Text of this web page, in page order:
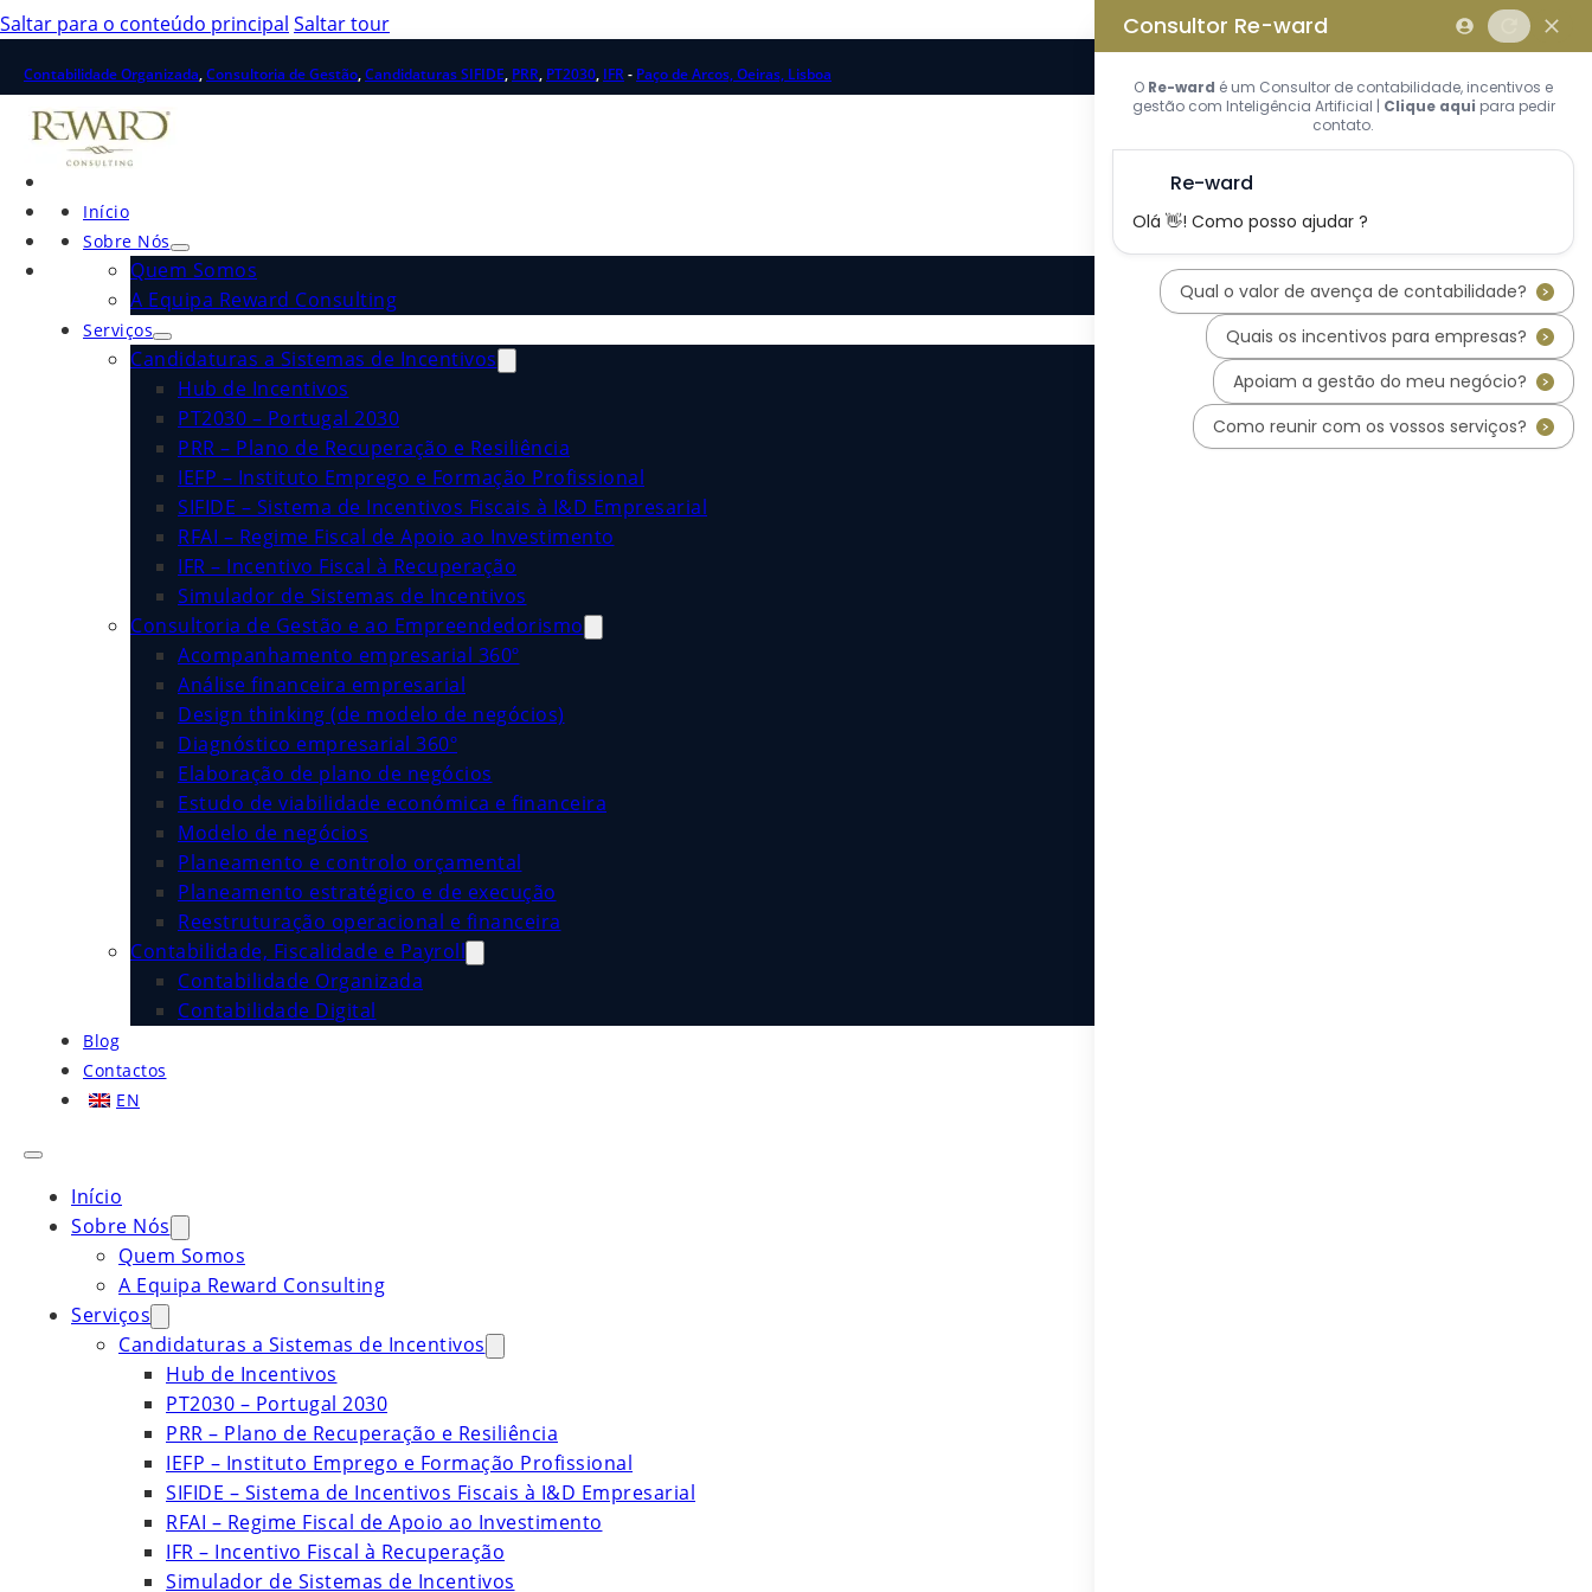
Saltar para o conteúdo principal Saltar tour
Contabilidade Organizada,Consultoria de Gestão,Candidaturas SIFIDE, PRR, PT2030, IFR- Paço de Arcos, Oeiras, Lisboa
Início
Sobre Nós
Quem Somos
A Equipa Reward Consulting
Serviços
Candidaturas a Sistemas de Incentivos
Hub de Incentivos
PT2030 – Portugal 2030
PRR – Plano de Recuperação e Resiliência
IEFP – Instituto Emprego e Formação Profissional
SIFIDE – Sistema de Incentivos Fiscais à I&D Empresarial
RFAI – Regime Fiscal de Apoio ao Investimento
IFR – Incentivo Fiscal à Recuperação
Simulador de Sistemas de Incentivos
Consultoria de Gestão e ao Empreendedorismo
Acompanhamento empresarial 360º
Análise financeira empresarial
Design thinking (de modelo de negócios)
Diagnóstico empresarial 360º
Elaboração de plano de negócios
Estudo de viabilidade económica e financeira
Modelo de negócios
Planeamento e controlo orçamental
Planeamento estratégico e de execução
Reestruturação operacional e financeira
Contabilidade, Fiscalidade e Payroll
Contabilidade Organizada
Contabilidade Digital
Blog
Contactos
EN
Início
Sobre Nós
Quem Somos
A Equipa Reward Consulting
Serviços
Candidaturas a Sistemas de Incentivos
Hub de Incentivos
PT2030 – Portugal 2030
PRR – Plano de Recuperação e Resiliência
IEFP – Instituto Emprego e Formação Profissional
SIFIDE – Sistema de Incentivos Fiscais à I&D Empresarial
RFAI – Regime Fiscal de Apoio ao Investimento
IFR – Incentivo Fiscal à Recuperação
Simulador de Sistemas de Incentivos